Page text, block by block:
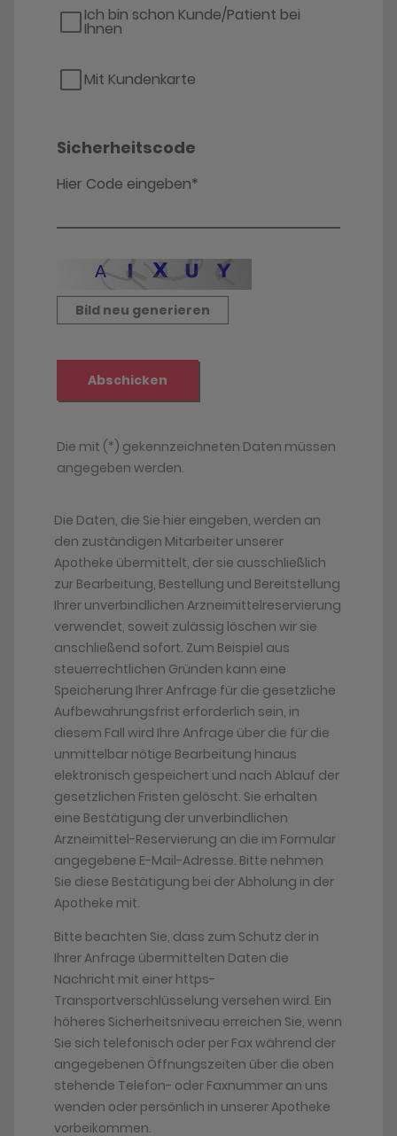
Die Daten, die Sie hier eingeben, werden an
den zuständigen Mitarbeiter unserer
Apotheke übermittelt, der sie ausschließlich
zur Bearbeitung, Bestellung und Bereitstellung
Ihrer unverbindlichen Arzneimittelreservierung
verwendet, soweit zulässig löschen wir sie
anschließend sofort. Zum Beispiel aus
steuerrechtlichen Gründen kann eine
Speicherung Ihrer Anfrage für die gesetzliche
Aufbewahrungsfrist erforderlich sein, in
diesem Fall wird Ihre Anfrage über die für die
unmittelbar nötige Bearbeitung hinaus
elektronisch gespeichert und nach Ablauf der
gesetzlichen Fristen gelöscht. Sie erhalten
eine Bestätigung der unverbindlichen
Arzneimittel-Reservierung an die im Formular
angegebene E-Mail-Adresse. Bitte nehmen
Sie diese Bestätigung bei der Abholung in der
Apotheke mit.
Bitte beachten Sie, dass zum Schutz der in
Ihrer Anfrage übermittelten Daten die
Nachricht mit einer https-
Transportverschlüsselung versehen wird. Ein
höheres Sicherheitsniveau erreichen Sie, wenn
Sie sich telefonisch oder per Fax während der
angegebenen Öffnungszeiten über die oben
stehende Telefon- oder Faxnummer an uns
wenden oder persönlich in unserer Apotheke
vorbeikommen.